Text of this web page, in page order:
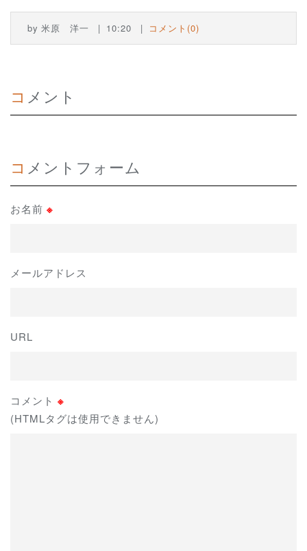
by 米原 洋一 10:20 コメント(0)
コメント
コメントフォーム
お名前 ※
メールアドレス
URL
コメント ※
(HTMLタグは使用できません)